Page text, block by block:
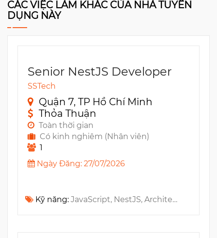
CÁC VIỆC LÀM KHÁC CỦA NHÀ TUYỂN
DỤNG NÀY
Senior NestJS Developer
SSTech
Quận 7, TP Hồ Chí Minh
Thỏa Thuận
Toàn thời gian
Có kinh nghiêm (Nhân viên)
1
Ngày Đăng: 27/07/2026
Kỹ năng: JavaScript, NestJS, Architecture, Observability, MS Azure, DataDog, Cloud Migration, Octopus Deploy, OAUTH2, Serverless, System Design, Networking, OAUTH, NodeJS, MS SQL, TypeScript, Docker, New Relic, SQL Optimization, Azure DevOps, KeyCloak, OIDC, CI/CD, Azure AD B2C, System Architecture, Docker Compose, GitHub Actions, Hosting, Git